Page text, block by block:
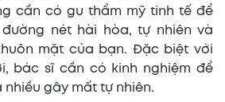
cần có gu thẩm mỹ tinh tế để
nét hài hòa, tự nhiên và
mặt của bạn. Đặc biệt với
bác sĩ cần có kinh nghiệm để
nhiều gây mất tự nhiên.